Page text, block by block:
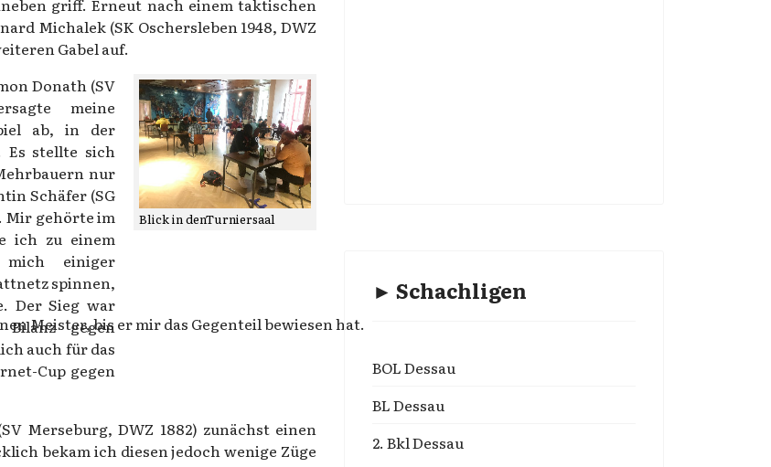
Meister, bis er mir das Gegenteil bewiesen hat.
griff. Erneut nach einem taktischen
Michalek (SK Oschersleben 1948, DWZ
Gabel auf.
Blick in denTurniersaal
Donath (SV
meine
ab, in der
Es stellte sich
nur
Schäfer (SG
Mir gehörte im
ich zu einem
mich einiger
spinnen,
Der Sieg war
gegen
auch für das
Cup gegen
Merseburg, DWZ 1882) zunächst einen
bekam ich diesen jedoch wenige Züge
► Schachligen
BOL Dessau
BL Dessau
2. Bkl Dessau